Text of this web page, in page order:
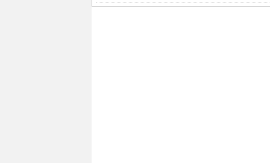
Stratix III 3200 LABs 488 IOs